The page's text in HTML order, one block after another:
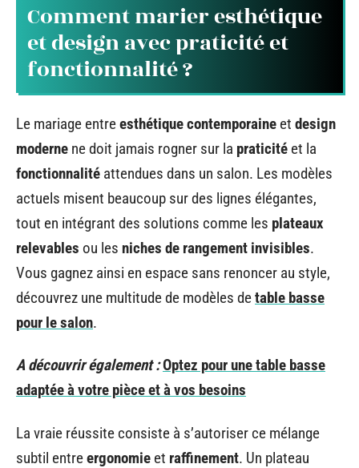
Comment marier esthétique
et design avec praticité et
fonctionnalité ?
Le mariage entreesthétique contemporaine et design
moderne ne doit jamais rogner sur la praticité et la
fonctionnalité attendues dans un salon. Les modèles
actuels misent beaucoup sur des lignes élégantes,
tout en intégrant des solutions comme les plateaux
relevables ou les niches de rangement invisibles.
Vous gagnez ainsi en espace sans renoncer au style,
découvrez une multitude de modèles detable basse
pour le salon.
A découvrir également :Optez pour une table basse
adaptée à votre pièce et à vos besoins
La vraie réussite consiste à s’autoriser ce mélange
subtil entreergonomie et raffinement. Un plateau